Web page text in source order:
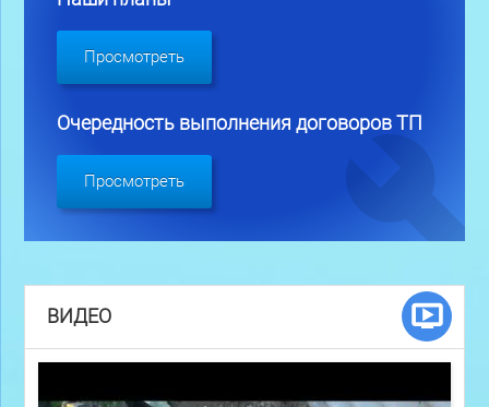
Просмотреть
Очередность выполнения договоров ТП
Просмотреть
ВИДЕО